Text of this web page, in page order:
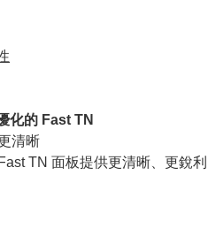
化的 Fast TN
清晰
TN 面板提供更清晰、更銳